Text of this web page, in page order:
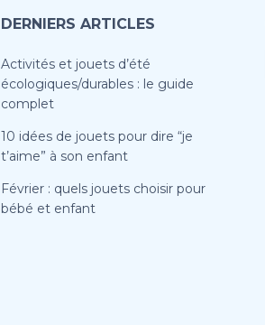
DERNIERS ARTICLES
Activités et jouets d’été
écologiques/durables : le guide
complet
10 idées de jouets pour dire “je
t’aime” à son enfant
Février : quels jouets choisir pour
bébé et enfant